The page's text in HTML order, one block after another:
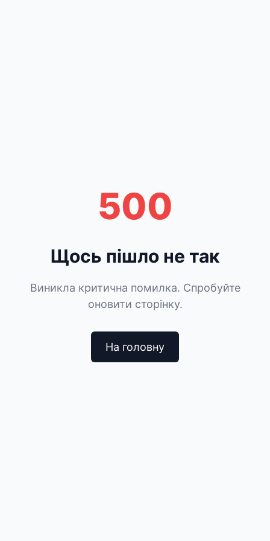
500
Щось пішло не так
Виникла критична помилка. Спробуйте
оновити сторінку.
На головну